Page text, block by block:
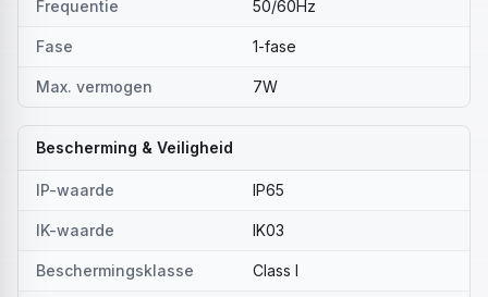
Frequentie 50/60Hz
Fase 1-fase
Max. vermogen 7W
Bescherming & Veiligheid
IP-waarde IP65
IK-waarde IK03
Beschermingsklasse Class I